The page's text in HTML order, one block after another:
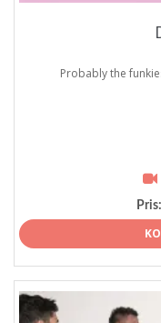
Probably the
Pris: